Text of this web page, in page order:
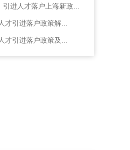
引进人才落户上海新政...
才引进落户政策解...
才引进落户政策及...